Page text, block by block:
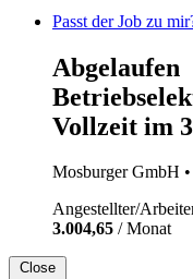
Passt der Job zu
Abgelaufen
Vollzeit im
Mosburger GmbH
Angestellter/
3.004,65 / Monat
Close